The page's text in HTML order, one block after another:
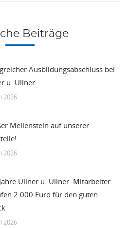
Beiträge
Ausbildungsabschluss bei
u. Ullner
2026
Meilenstein auf unserer
2026
Ullner u. Ullner. Mitarbeiter
2.000 Euro für den guten
2026